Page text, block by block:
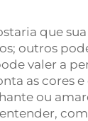
que
outros
valer a
as cores
ou